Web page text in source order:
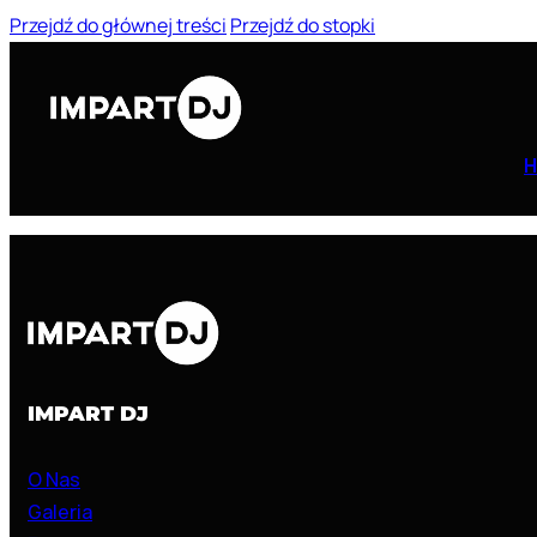
Przejdź do głównej treści Przejdź do stopki
IMPART DJ
O Nas
Galeria